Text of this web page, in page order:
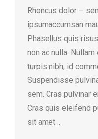
Rhoncus dolor –
ipsumaccumsan
Phasellus quis
non ac nulla.
turpis nibh, id
Suspendisse
sem. Cras pulvinar
Cras quis eleifend
sit amet…